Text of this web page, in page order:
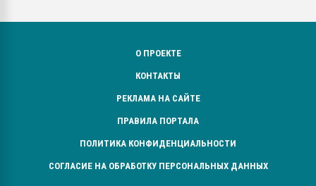
О ПРОЕКТЕ
КОНТАКТЫ
РЕКЛАМА НА САЙТЕ
ПРАВИЛА ПОРТАЛА
ПОЛИТИКА КОНФИДЕНЦИАЛЬНОСТИ
СОГЛАСИЕ НА ОБРАБОТКУ ПЕРСОНАЛЬНЫХ ДАННЫХ